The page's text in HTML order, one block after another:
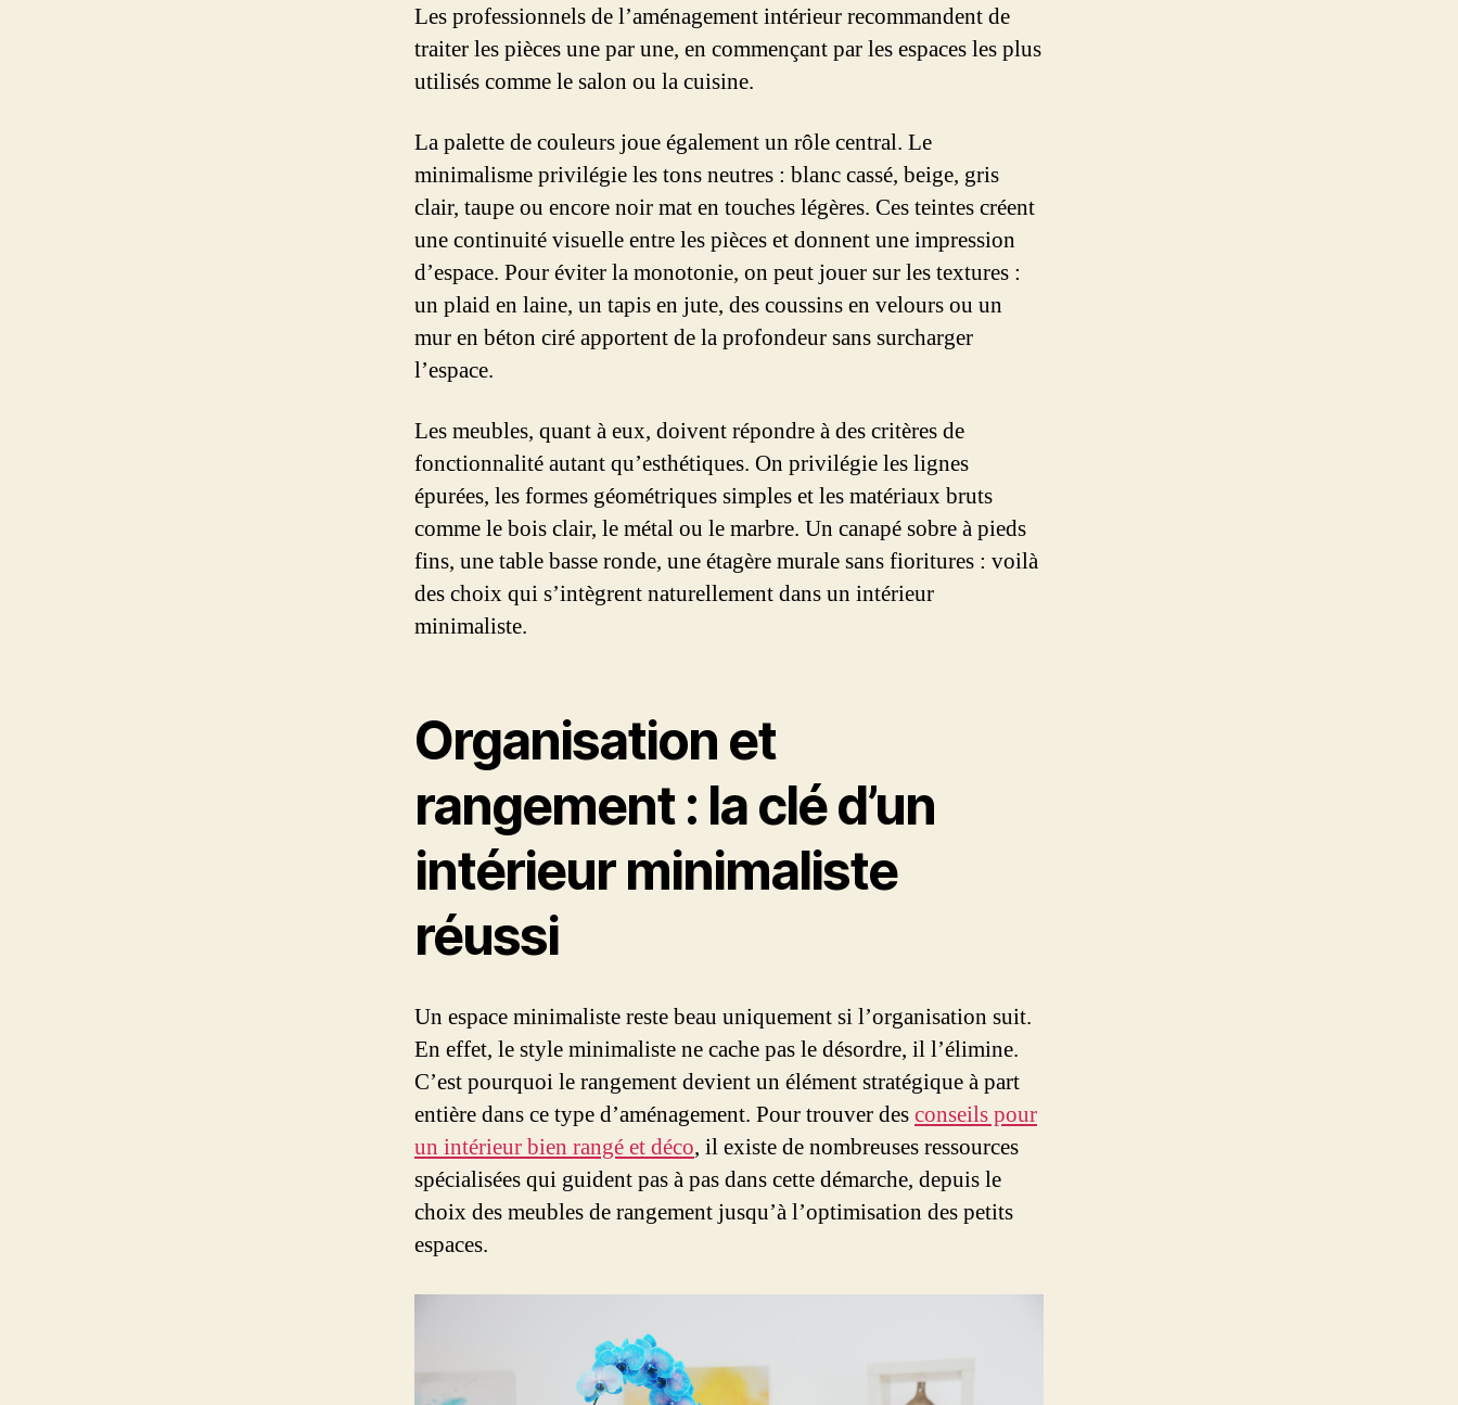
Les professionnels de l’aménagement intérieur recommandent de
traiter les pièces une par une, en commençant par les espaces les plus
utilisés comme le salon ou la cuisine.
La palette de couleurs joue également un rôle central. Le
minimalisme privilégie les tons neutres : blanc cassé, beige, gris
clair, taupe ou encore noir mat en touches légères. Ces teintes créent
une continuité visuelle entre les pièces et donnent une impression
d’espace. Pour éviter la monotonie, on peut jouer sur les textures :
un plaid en laine, un tapis en jute, des coussins en velours ou un
mur en béton ciré apportent de la profondeur sans surcharger
l’espace.
Les meubles, quant à eux, doivent répondre à des critères de
fonctionnalité autant qu’esthétiques. On privilégie les lignes
épurées, les formes géométriques simples et les matériaux bruts
comme le bois clair, le métal ou le marbre. Un canapé sobre à pieds
fins, une table basse ronde, une étagère murale sans fioritures : voilà
des choix qui s’intègrent naturellement dans un intérieur
minimaliste.
Organisation et
rangement : la clé d’un
intérieur minimaliste
réussi
Un espace minimaliste reste beau uniquement si l’organisation suit.
En effet, le style minimaliste ne cache pas le désordre, il l’élimine.
C’est pourquoi le rangement devient un élément stratégique à part
entière dans ce type d’aménagement. Pour trouver desconseils pour
un intérieur bien rangé et déco, il existe de nombreuses ressources
spécialisées qui guident pas à pas dans cette démarche, depuis le
choix des meubles de rangement jusqu’à l’optimisation des petits
espaces.